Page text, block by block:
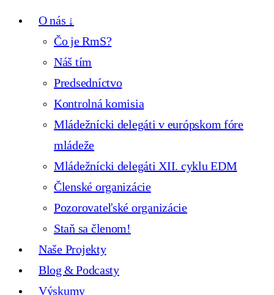
O nás ↓
Čo je RmS?
Náš tím
Predsedníctvo
Kontrolná komisia
Mládežnícki delegáti v európskom fóre
mládeže
Mládežnícki delegáti XII. cyklu EDM
Členské organizácie
Pozorovateľské organizácie
Staň sa členom!
Naše Projekty
Blog & Podcasty
Výskumy